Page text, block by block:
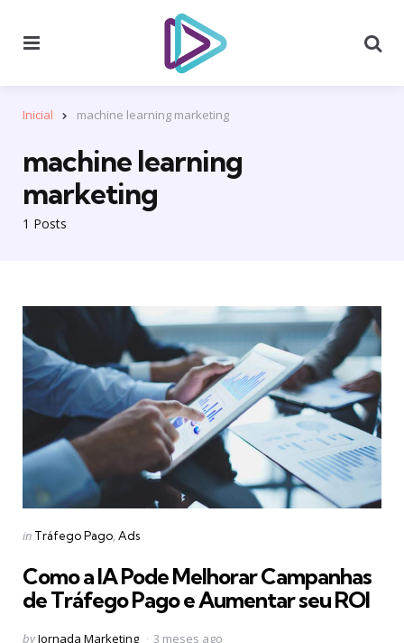
Inicial machine learning marketing
1 Posts
machine learning
marketing
Categories
Posted
in Tráfego Pago Ads
Como a IA Pode Melhorar Campanhas
de Tráfego Pago e Aumentar seu ROI
Posted
byJornada Marketing 3 meses ago